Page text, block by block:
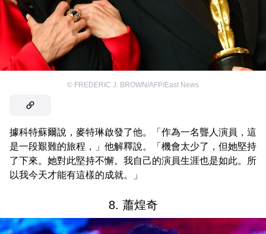
© FREDERIC J. BROWN/AFP/East News
據科特蘇爾說，麥特琳啟發了他。「作為一名聾人演員，這
是一段艱難的旅程，」他解釋說。「機會太少了，但她堅持
了下來。她對此堅持不懈。我自己的演員生涯也是如此。所
以我今天才能有這樣的成就。」
8. 蕭煌奇